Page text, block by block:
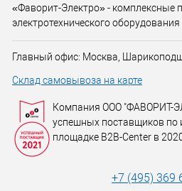
«Фаворит-Электро» - комплексные
электротехнического оборудования
Главный офис: Москва,
Склад самовывоза на карте
Компания ООО "ФАВОРИТ-
успешных поставщиков по
площадке B2B-Center в
+7 (495) 369